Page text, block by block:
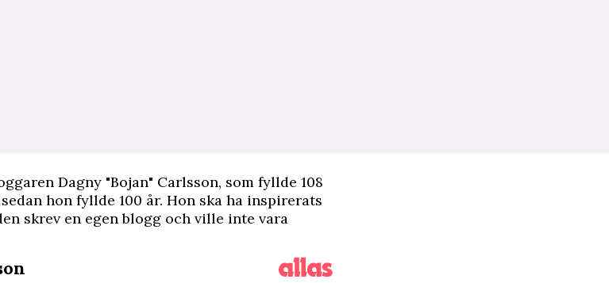
Dagny "Bojan" Carlsson, som fyllde 108
hon fyllde 100 år. Hon ska ha inspirerats
skrev en egen blogg och ville inte vara